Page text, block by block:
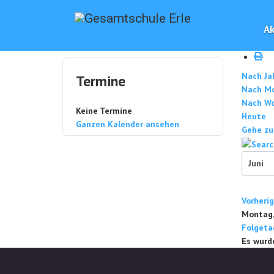
Termine
Keine Termine
Ganzen Kalender ansehen
Nach
Nach
Nach
Heute
Gehe
Es